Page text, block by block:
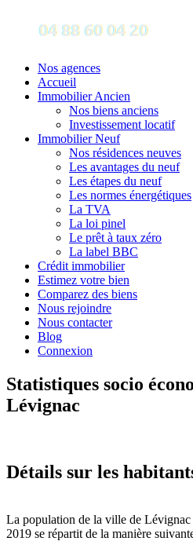
Nos agences
Accueil
Immobilier Ancien
Nos biens anciens
Investissement locatif
Immobilier Neuf
Nos résidences neuves
Les avantages du neuf
Les étapes du neuf
Les normes énergétiques
La TVA
La loi pinel
Le prêt à taux zéro
La label BBC
Crédit immobilier
Estimez votre bien
Comparez des biens
Nous rejoindre
Nous contacter
Blog
Connexion
Statistiques socio
Lévignac
Détails sur les
La population de la ville de Lévignac
2019 se répartit de la manière